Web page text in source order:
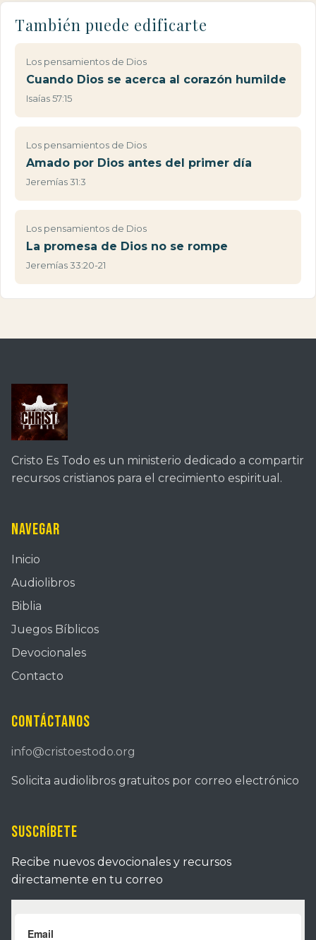
También puede edificarte
Los pensamientos de Dios
Cuando Dios se acerca al corazón humilde
Isaías 57:15
Los pensamientos de Dios
Amado por Dios antes del primer día
Jeremías 31:3
Los pensamientos de Dios
La promesa de Dios no se rompe
Jeremías 33:20-21
Cristo Es Todo es un ministerio dedicado a compartir
recursos cristianos para el crecimiento espiritual.
Navegar
Inicio
Audiolibros
Biblia
Juegos Bíblicos
Devocionales
Contacto
Contáctanos
info@cristoestodo.org
Solicita audiolibros gratuitos por correo electrónico
Suscríbete
Recibe nuevos devocionales y recursos
directamente en tu correo